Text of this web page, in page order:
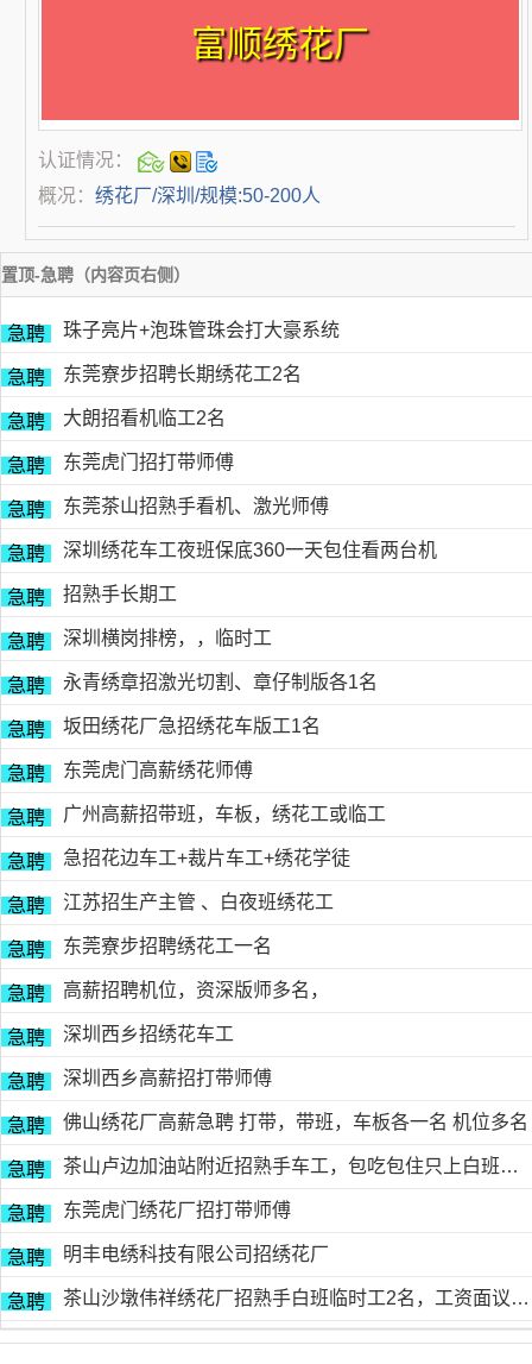
富顺绣花厂
认证情况：
概况： 绣花厂/深圳/规模:50-200人
置顶-急聘（内容页右侧）
急聘 珠子亮片+泡珠管珠会打大豪系统
急聘 东莞寮步招聘长期绣花工2名
急聘 大朗招看机临工2名
急聘 东莞虎门招打带师傅
急聘 东莞茶山招熟手看机、激光师傅
急聘 深圳绣花车工夜班保底360一天包住看两台机
急聘 招熟手长期工
急聘 深圳横岗排榜，，临时工
急聘 永青绣章招激光切割、章仔制版各1名
急聘 坂田绣花厂急招绣花车版工1名
急聘 东莞虎门高薪绣花师傅
急聘 广州高薪招带班，车板，绣花工或临工
急聘 急招花边车工+裁片车工+绣花学徒
急聘 江苏招生产主管 、白夜班绣花工
急聘 东莞寮步招聘绣花工一名
急聘 高薪招聘机位，资深版师多名，
急聘 深圳西乡招绣花车工
急聘 深圳西乡高薪招打带师傅
急聘 佛山绣花厂高薪急聘 打带，带班，车板各一名 机位多名
急聘 茶山卢边加油站附近招熟手车工，包吃包住只上白班，工资面议有的请电德胜13546915117
急聘 东莞虎门绣花厂招打带师傅
急聘 明丰电绣科技有限公司招绣花厂
急聘 茶山沙墩伟祥绣花厂招熟手白班临时工2名，工资面议，包吃住有的请电18676754153黎生